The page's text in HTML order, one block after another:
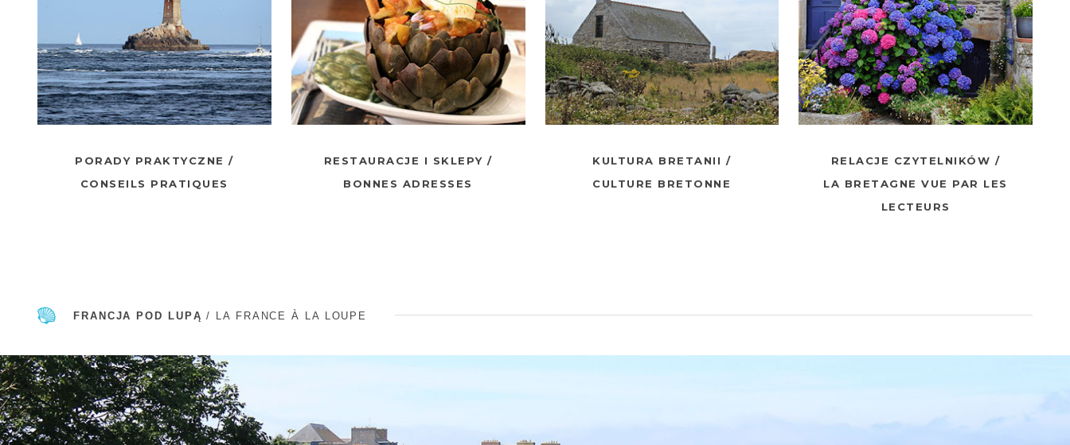
PORADY PRAKTYCZNE /
CONSEILS PRATIQUES
RESTAURACJE I SKLEPY /
BONNES ADRESSES
KULTURA BRETANII /
CULTURE BRETONNE
RELACJE CZYTELNIKÓW /
LA BRETAGNE VUE PAR LES
LECTEURS
FRANCJA POD LUPĄ / LA FRANCE À LA LOUPE